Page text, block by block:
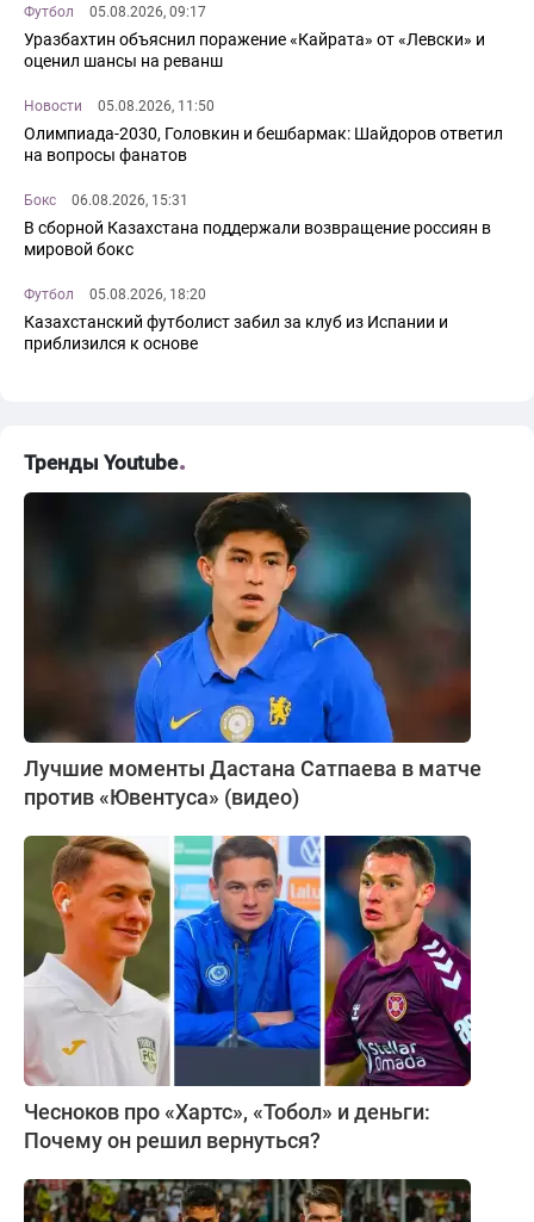
Футбол 05.08.2026, 09:17
Уразбахтин объяснил поражение «Кайрата» от «Левски» и
оценил шансы на реванш
Новости 05.08.2026, 11:50
Олимпиада-2030, Головкин и бешбармак: Шайдоров ответил
на вопросы фанатов
Бокс 06.08.2026, 15:31
В сборной Казахстана поддержали возвращение россиян в
мировой бокс
Футбол 05.08.2026, 18:20
Казахстанский футболист забил за клуб из Испании и
приблизился к основе
Тренды Youtube
Лучшие моменты Дастана Сатпаева в матче
против «Ювентуса» (видео)
Чесноков про «Хартс», «Тобол» и деньги:
Почему он решил вернуться?